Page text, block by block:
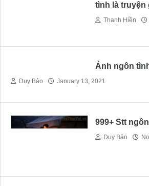
tình là truyện
Thanh Hiền
Ảnh ngôn
Duy Bảo January 13, 2021
999+ Stt
Duy Bảo